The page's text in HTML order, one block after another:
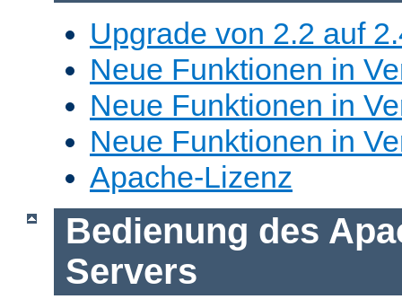
Upgrade von 2.2 auf
Neue Funktionen in
Neue Funktionen in
Neue Funktionen in
Apache-Lizenz
Bedienung des
Servers